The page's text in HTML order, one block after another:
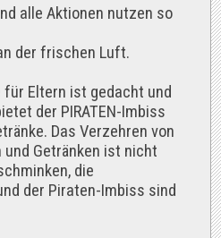
alle Aktionen nutzen so
der frischen Luft.
für Eltern ist gedacht und
der PIRATEN-Imbiss
Das Verzehren von
Getränken ist nicht
die
der Piraten-Imbiss sind